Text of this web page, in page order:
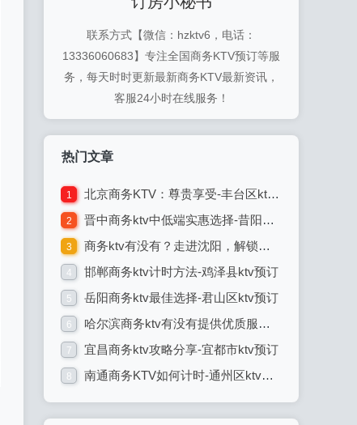
联系方式【微信：hzktv6，电话：
13336060683】专注全国商务KTV预订等服
务，每天时时更新最新商务KTV最新资讯，
客服24小时在线服务！
热门文章
1 北京商务KTV：尊贵享受-丰台区ktv预订
2 晋中商务ktv中低端实惠选择-昔阳县ktv预订
3 商务ktv有没有？走进沈阳，解锁商务ktv的潮流玩法-苏家屯区ktv预订
4 邯郸商务ktv计时方法-鸡泽县ktv预订
5 岳阳商务ktv最佳选择-君山区ktv预订
6 哈尔滨商务ktv有没有提供优质服务-延寿县ktv预订
7 宜昌商务ktv攻略分享-宜都市ktv预订
8 南通商务KTV如何计时-通州区ktv预订